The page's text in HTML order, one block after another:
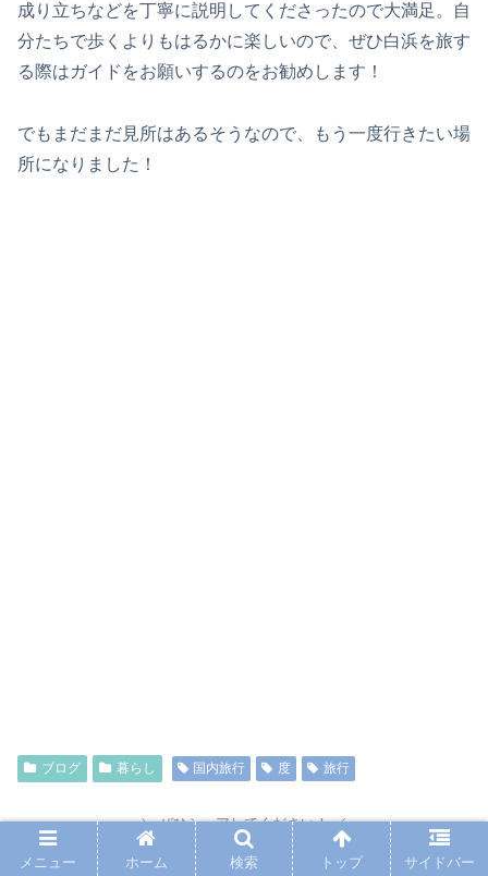
成り立ちなどを丁寧に説明してくださったので大満足。自
分たちで歩くよりもはるかに楽しいので、ぜひ白浜を旅す
る際はガイドをお願いするのをお勧めします！
でもまだまだ見所はあるそうなので、もう一度行きたい場
所になりました！
ブログ 暮らし 国内旅行 度 旅行
ぜひシェアしてください！
メニュー ホーム 検索 トップ サイドバー